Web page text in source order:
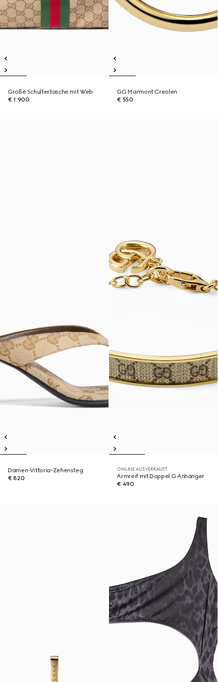
Große Schultertasche mit Web
€ 1.900
GG Marmont Creolen
€ 550
Damen-Vittoria-Zehensteg
€ 820
ONLINE AUSVERKAUFT
Armreif mit Doppel G Anhänger
€ 490